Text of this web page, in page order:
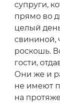
супруги,
прямо во
целый
свининой,
роскошь.
гости,
Они же и
не имеют
на